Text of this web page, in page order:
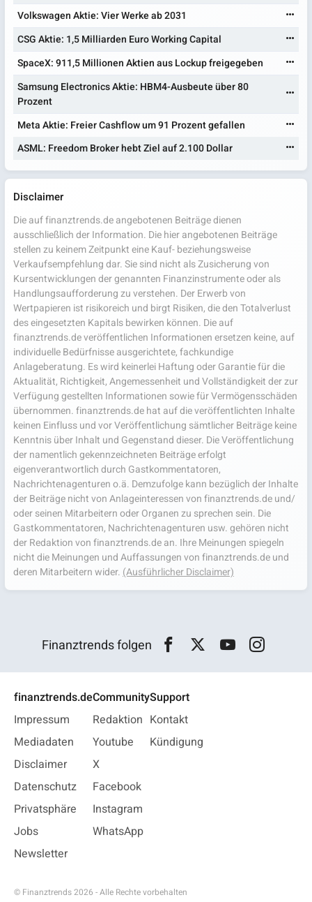
Volkswagen Aktie: Vier Werke ab 2031
CSG Aktie: 1,5 Milliarden Euro Working Capital
SpaceX: 911,5 Millionen Aktien aus Lockup freigegeben
Samsung Electronics Aktie: HBM4-Ausbeute über 80
Prozent
Meta Aktie: Freier Cashflow um 91 Prozent gefallen
ASML: Freedom Broker hebt Ziel auf 2.100 Dollar
Disclaimer
Die auf finanztrends.de angebotenen Beiträge dienen
ausschließlich der Information. Die hier angebotenen Beiträge
stellen zu keinem Zeitpunkt eine Kauf- beziehungsweise
Verkaufsempfehlung dar. Sie sind nicht als Zusicherung von
Kursentwicklungen der genannten Finanzinstrumente oder als
Handlungsaufforderung zu verstehen. Der Erwerb von
Wertpapieren ist risikoreich und birgt Risiken, die den Totalverlust
des eingesetzten Kapitals bewirken können. Die auf
finanztrends.de veröffentlichen Informationen ersetzen keine, auf
individuelle Bedürfnisse ausgerichtete, fachkundige
Anlageberatung. Es wird keinerlei Haftung oder Garantie für die
Aktualität, Richtigkeit, Angemessenheit und Vollständigkeit der zur
Verfügung gestellten Informationen sowie für Vermögensschäden
übernommen. finanztrends.de hat auf die veröffentlichten Inhalte
keinen Einfluss und vor Veröffentlichung sämtlicher Beiträge keine
Kenntnis über Inhalt und Gegenstand dieser. Die Veröffentlichung
der namentlich gekennzeichneten Beiträge erfolgt
eigenverantwortlich durch Gastkommentatoren,
Nachrichtenagenturen o.ä. Demzufolge kann bezüglich der Inhalte
der Beiträge nicht von Anlageinteressen von finanztrends.de und/
oder seinen Mitarbeitern oder Organen zu sprechen sein. Die
Gastkommentatoren, Nachrichtenagenturen usw. gehören nicht
der Redaktion von finanztrends.de an. Ihre Meinungen spiegeln
nicht die Meinungen und Auffassungen von finanztrends.de und
deren Mitarbeitern wider. (Ausführlicher Disclaimer)
Finanztrends folgen
finanztrends.de
Impressum
Mediadaten
Disclaimer
Datenschutz
Privatsphäre
Jobs
Newsletter
Community
Redaktion
Youtube
X
Facebook
Instagram
WhatsApp
Support
Kontakt
Kündigung
© Finanztrends 2026 - Alle Rechte vorbehalten